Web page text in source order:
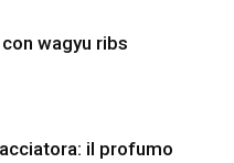
wagyu ribs
il profumo